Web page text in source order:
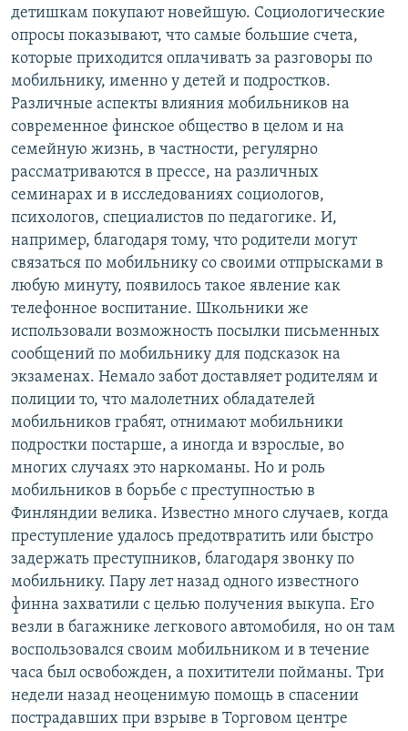
детишкам покупают новейшую. Социологические
опросы показывают, что самые большие счета,
которые приходится оплачивать за разговоры по
мобильнику, именно у детей и подростков.
Различные аспекты влияния мобильников на
современное финское общество в целом и на
семейную жизнь, в частности, регулярно
рассматриваются в прессе, на различных
семинарах и в исследованиях социологов,
психологов, специалистов по педагогике. И,
например, благодаря тому, что родители могут
связаться по мобильнику со своими отпрысками в
любую минуту, появилось такое явление как
телефонное воспитание. Школьники же
использовали возможность посылки письменных
сообщений по мобильнику для подсказок на
экзаменах. Немало забот доставляет родителям и
полиции то, что малолетних обладателей
мобильников грабят, отнимают мобильники
подростки постарше, а иногда и взрослые, во
многих случаях это наркоманы. Но и роль
мобильников в борьбе с преступностью в
Финляндии велика. Известно много случаев, когда
преступление удалось предотвратить или быстро
задержать преступников, благодаря звонку по
мобильнику. Пару лет назад одного известного
финна захватили с целью получения выкупа. Его
везли в багажнике легкового автомобиля, но он там
воспользовался своим мобильником и в течение
часа был освобожден, а похитители пойманы. Три
недели назад неоценимую помощь в спасении
пострадавших при взрыве в Торговом центре